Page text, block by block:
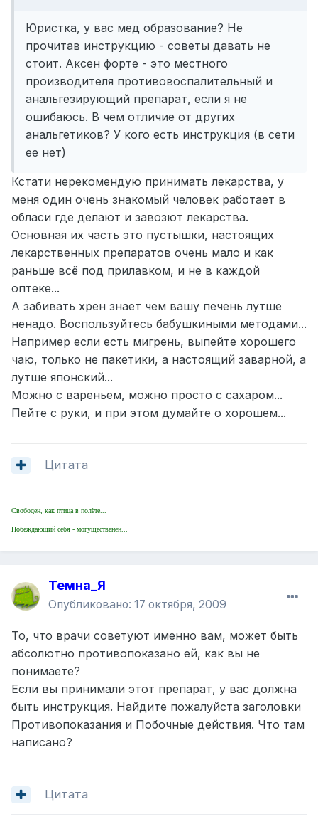
Юристка, у вас мед образование? Не
прочитав инструкцию - советы давать не
стоит. Аксен форте - это местного
производителя противовоспалительный и
анальгезирующий препарат, если я не
ошибаюсь. В чем отличие от других
анальгетиков? У кого есть инструкция (в сети
ее нет)
Кстати нерекомендую принимать лекарства, у
меня один очень знакомый человек работает в
обласи где делают и завозют лекарства.
Основная их часть это пустышки, настоящих
лекарственных препаратов очень мало и как
раньше всё под прилавком, и не в каждой
оптеке...
А забивать хрен знает чем вашу печень лутше
ненадо. Воспользуйтесь бабушкиными методами...
Например если есть мигрень, выпейте хорошего
чаю, только не пакетики, а настоящий заварной, а
лутше японский...
Можно с вареньем, можно просто с сахаром...
Пейте с руки, и при этом думайте о хорошем...
Цитата
Свободен, как птица в полёте...
Побеждающий себя - могущественен...
Темна_Я
Опубликовано: 17 октября, 2009
То, что врачи советуют именно вам, может быть
абсолютно противопоказано ей, как вы не
понимаете?
Если вы принимали этот препарат, у вас должна
быть инструкция. Найдите пожалуйста заголовки
Противопоказания и Побочные действия. Что там
написано?
Цитата